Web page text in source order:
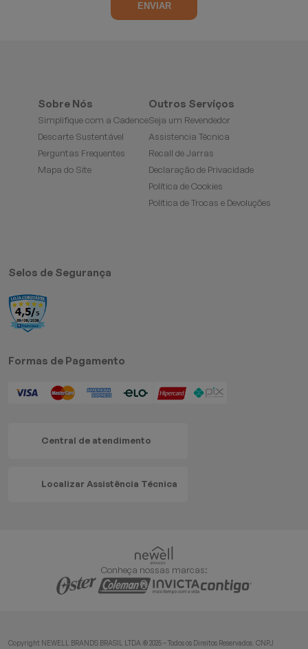
Sobre Nós
Simplifique com a Cadence
Descarte Sustentável
Perguntas Frequentes
Mapa do Site
Outros Serviços
Seja um Revendedor
Assistencia Técnica
Recall de Jarras
Declaração de Privacidade
Política de Cookies
Política de Trocas e Devoluções
Selos de Segurança
Formas de Pagamento
Central de atendimento
Localizar Assistência Técnica
Conheça nossas marcas:
Copyright NEWELL BRANDS BRASIL LTDA.® 2025 – Todos os Direitos Reservados. CNPJ